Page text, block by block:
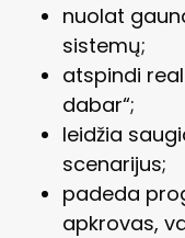
nuolat
sistemų;
atspindi
dabar“;
leidžia
scenarijus;
padeda
apkrovas,